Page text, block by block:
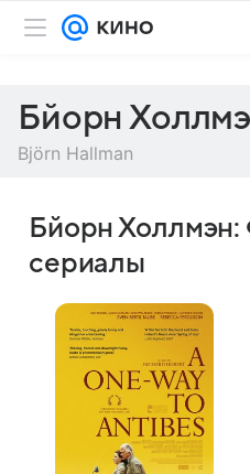
Бйорн
Björn Hallman
Бйорн
сериалы